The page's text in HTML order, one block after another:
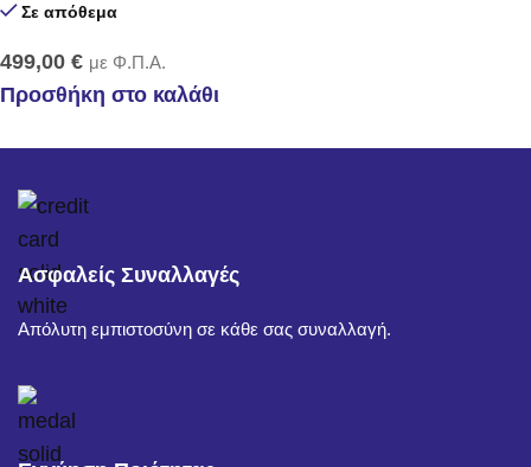
Σε απόθεμα
499,00 € με Φ.Π.Α.
Προσθήκη στο καλάθι
Ασφαλείς Συναλλαγές
Απόλυτη εμπιστοσύνη σε κάθε σας συναλλαγή.